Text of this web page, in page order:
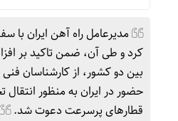
مدیرعامل راه آهن ایران با
کرد و طی آن، ضمن تاکید بر
بین دو کشور، از کارشناسان فنی
حضور در ایران به منظور انتقال
قطارهای پرسرعت دعوت شد.